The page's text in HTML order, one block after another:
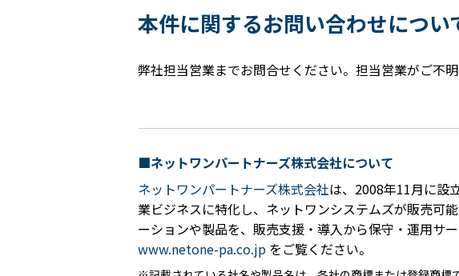
本件に関するお問い合わせについ
弊社担当営業までお問合せください。担当営業がご不
■ネットワンパートナーズ株式会社について
ネットワンパートナーズ株式会社は、2008年11月に設
業ビジネスに特化し、ネットワンシステムズが販売可
ーションや製品を、販売支援・導入から保守・運用サ
www.netone-pa.co.jp をご覧ください。